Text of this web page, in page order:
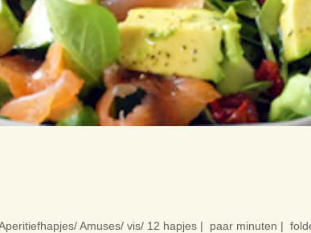
Amuses/ vis/ 12 hapjes | paar minuten |